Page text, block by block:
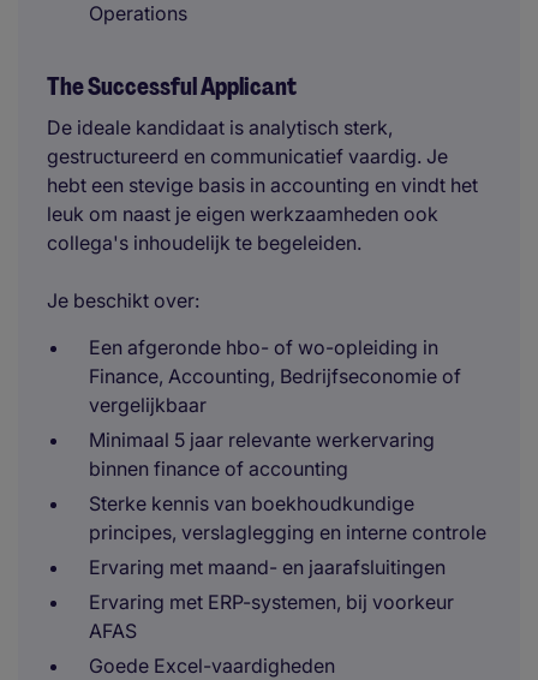
Operations
The Successful Applicant
De ideale kandidaat is analytisch sterk,
gestructureerd en communicatief vaardig. Je
hebt een stevige basis in accounting en vindt het
leuk om naast je eigen werkzaamheden ook
collega's inhoudelijk te begeleiden.
Je beschikt over:
Een afgeronde hbo- of wo-opleiding in
Finance, Accounting, Bedrijfseconomie of
vergelijkbaar
Minimaal 5 jaar relevante werkervaring
binnen finance of accounting
Sterke kennis van boekhoudkundige
principes, verslaglegging en interne controle
Ervaring met maand- en jaarafsluitingen
Ervaring met ERP-systemen, bij voorkeur
AFAS
Goede Excel-vaardigheden